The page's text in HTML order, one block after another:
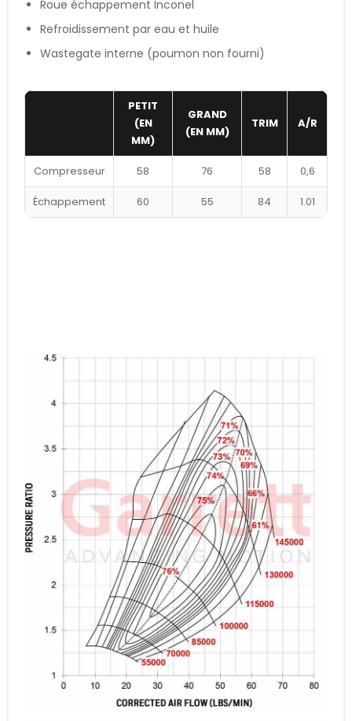
Roue échappement Inconel
Refroidissement par eau et huile
Wastegate interne (poumon non fourni)
PETIT
(EN
MM)
GRAND
(EN MM)
TRIM A/R
Compresseur 58 76 58 0,6
Échappement 60 55 84 1.01